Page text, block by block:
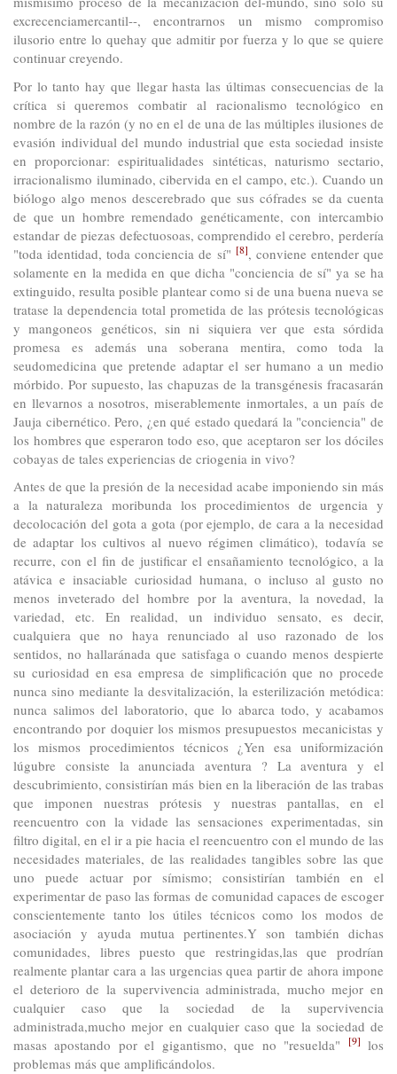
excrecenciamercantil--, encontrarnos un mismo compromiso
ilusorio entre lo quehay que admitir por fuerza y lo que se quiere
continuar creyendo.
Por lo tanto hay que llegar hasta las últimas consecuencias de la
crítica si queremos combatir al racionalismo tecnológico en
nombre de la razón (y no en el de una de las múltiples ilusiones de
evasión individual del mundo industrial que esta sociedad insiste
en proporcionar: espiritualidades sintéticas, naturismo sectario,
irracionalismo iluminado, cibervida en el campo, etc.). Cuando un
biólogo algo menos descerebrado que sus cófrades se da cuenta
de que un hombre remendado genéticamente, con intercambio
estandar de piezas defectuosoas, comprendido el cerebro, perdería
"toda identidad, toda conciencia de sí" [8], conviene entender que
solamente en la medida en que dicha "conciencia de sí" ya se ha
extinguido, resulta posible plantear como si de una buena nueva se
tratase la dependencia total prometida de las prótesis tecnológicas
y mangoneos genéticos, sin ni siquiera ver que esta sórdida
promesa es además una soberana mentira, como toda la
seudomedicina que pretende adaptar el ser humano a un medio
mórbido. Por supuesto, las chapuzas de la transgénesis fracasarán
en llevarnos a nosotros, miserablemente inmortales, a un país de
Jauja cibernético. Pero, ¿en qué estado quedará la "conciencia" de
los hombres que esperaron todo eso, que aceptaron ser los dóciles
cobayas de tales experiencias de criogenia in vivo?
Antes de que la presión de la necesidad acabe imponiendo sin más
a la naturaleza moribunda los procedimientos de urgencia y
decolocación del gota a gota (por ejemplo, de cara a la necesidad
de adaptar los cultivos al nuevo régimen climático), todavía se
recurre, con el fin de justificar el ensañamiento tecnológico, a la
atávica e insaciable curiosidad humana, o incluso al gusto no
menos inveterado del hombre por la aventura, la novedad, la
variedad, etc. En realidad, un individuo sensato, es decir,
cualquiera que no haya renunciado al uso razonado de los
sentidos, no hallaránada que satisfaga o cuando menos despierte
su curiosidad en esa empresa de simplificación que no procede
nunca sino mediante la desvitalización, la esterilización metódica:
nunca salimos del laboratorio, que lo abarca todo, y acabamos
encontrando por doquier los mismos presupuestos mecanicistas y
los mismos procedimientos técnicos ¿Yen esa uniformización
lúgubre consiste la anunciada aventura ? La aventura y el
descubrimiento, consistirían más bien en la liberación de las trabas
que imponen nuestras prótesis y nuestras pantallas, en el
reencuentro con la vidade las sensaciones experimentadas, sin
filtro digital, en el ir a pie hacia el reencuentro con el mundo de las
necesidades materiales, de las realidades tangibles sobre las que
uno puede actuar por símismo; consistirían también en el
experimentar de paso las formas de comunidad capaces de escoger
conscientemente tanto los útiles técnicos como los modos de
asociación y ayuda mutua pertinentes.Y son también dichas
comunidades, libres puesto que restringidas,las que prodrían
realmente plantar cara a las urgencias quea partir de ahora impone
el deterioro de la supervivencia administrada, mucho mejor en
cualquier caso que la sociedad de la supervivencia
administrada,mucho mejor en cualquier caso que la sociedad de
masas apostando por el gigantismo, que no "resuelda"
[9] los
problemas más que amplificándolos.